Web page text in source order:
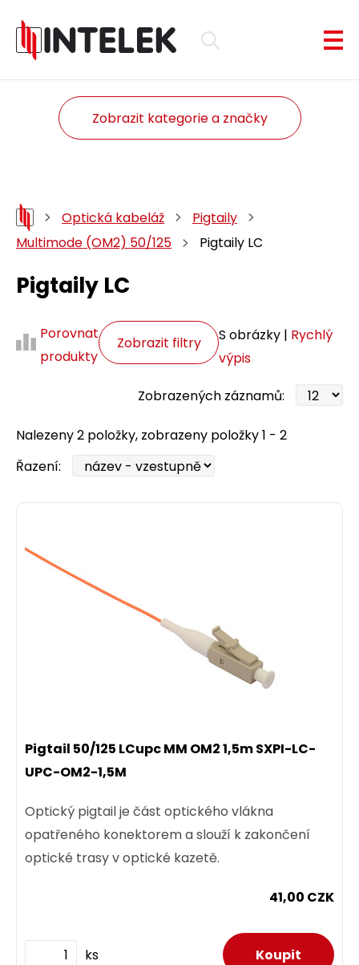
Zobrazit kategorie a značky
Optická kabeláž
Pigtaily
Multimode (OM2) 50/125
Pigtaily LC
Pigtaily LC
Porovnat
produkty
Zobrazit filtry S obrázky | Rychlý
výpis
Zobrazených záznamů:
Nalezeny 2 položky, zobrazeny položky 1 - 2
Řazení:
Pigtail 50/125 LCupc MM OM2 1,5m SXPI-LC-
UPC-OM2-1,5M
Optický pigtail je část optického vlákna
opatřeného konektorem a slouží k zakončení
optické trasy v optické kazetě.
41,00 CZK
ks